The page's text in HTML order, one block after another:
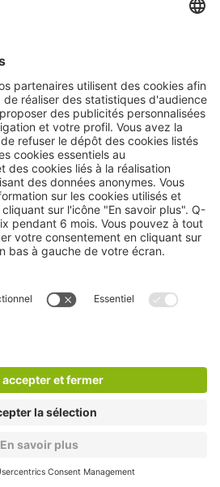
Nos produits
Nos services
Cookies
CGV
CGU
de confidentialité
Médiation
par rapport aux tarifs d'un
sur place